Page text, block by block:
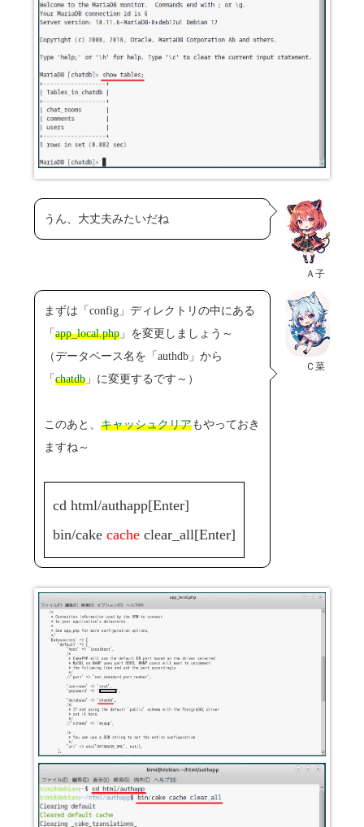
Ａ子
うん、大丈夫みたいだね
Ｃ菜
まずは「config」ディレクトリの中にある
「app_local.php 」を変更しましょう～
（データベース名を「authdb」から
「chatdb 」に変更するです～）
このあと、キャッシュクリアもやっておき
ますね～
cd html/authapp[Enter]
bin/cakecache clear_all[Enter]